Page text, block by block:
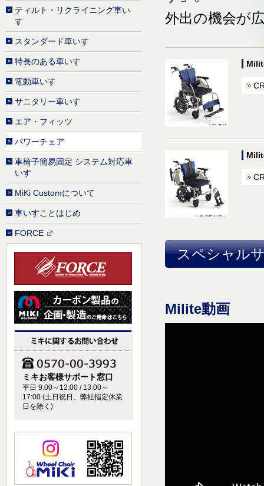
外出の機会が
スペシャル
Milite動画
ティルト・リクライニング車い
す
スタンダード車いす
特長のある車いす
電動車いす
サニタリー車いす
エア・フィッツ
パワーチェア
車椅子簡易固定 システム対応車
いす
MiKi Customについて
車いすことはじめ
FORCE
ミキお客様サポート窓口
平日 9:00～12:00 / 13:00～
17:00 (土日祝日、弊社指定休業
日を除く)